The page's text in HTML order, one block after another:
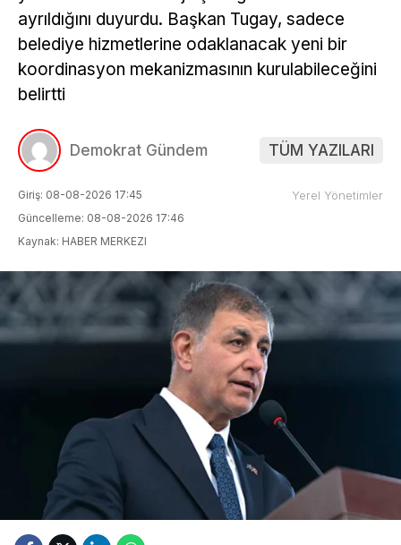
ayrıldığını duyurdu. Başkan Tugay, sadece
belediye hizmetlerine odaklanacak yeni bir
koordinasyon mekanizmasının kurulabileceğini
belirtti
Demokrat Gündem TÜM YAZILARI
Giriş: 08-08-2026 17:45
Güncelleme: 08-08-2026 17:46
Kaynak: HABER MERKEZI
Yerel Yönetimler